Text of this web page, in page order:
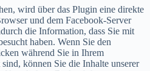
wird über das Plugin eine direkte
und dem Facebook-Server
die Information, dass Sie mit
haben. Wenn Sie den
während Sie in Ihrem
können Sie die Inhalte unserer